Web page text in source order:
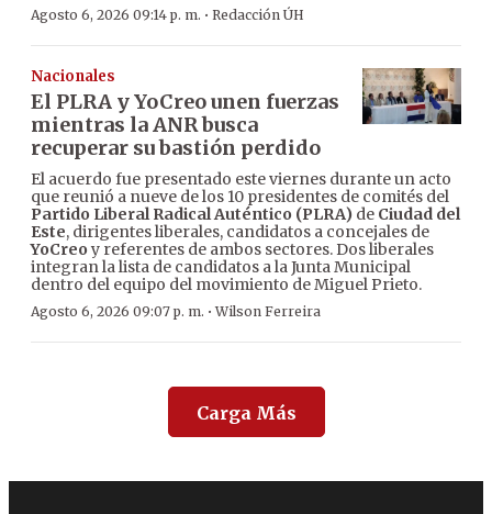
Agosto 6, 2026 09:14 p. m. · Redacción ÚH
Nacionales
El PLRA y YoCreo unen fuerzas
mientras la ANR busca
recuperar su bastión perdido
El acuerdo fue presentado este viernes durante un acto
que reunió a nueve de los 10 presidentes de comités del
Partido Liberal Radical Auténtico (PLRA) de Ciudad del
Este, dirigentes liberales, candidatos a concejales de
YoCreo y referentes de ambos sectores. Dos liberales
integran la lista de candidatos a la Junta Municipal
dentro del equipo del movimiento de Miguel Prieto.
Agosto 6, 2026 09:07 p. m. ·Wilson Ferreira
Carga Más